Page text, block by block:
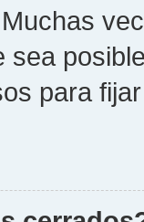
sea
para